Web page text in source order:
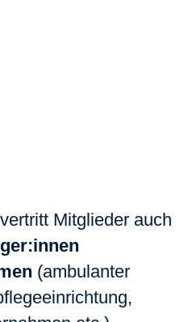
Mitglieder auch
(ambulanter